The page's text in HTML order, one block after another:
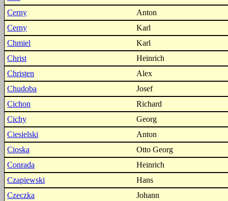
Cerny
Anton
Cerny
Karl
Chmiel
Karl
Christ
Heinrich
Christen
Alex
Chudoba
Josef
Cichon
Richard
Cichy
Georg
Ciesielski
Anton
Cioska
Otto Georg
Conrada
Heinrich
Czapiewski
Hans
Czeczka
Johann